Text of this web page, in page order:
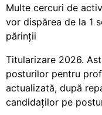
Multe cercuri de
vor dispărea de la 1
părinții
Titularizare 2026.
posturilor pentru
actualizată, după
candidaților pe